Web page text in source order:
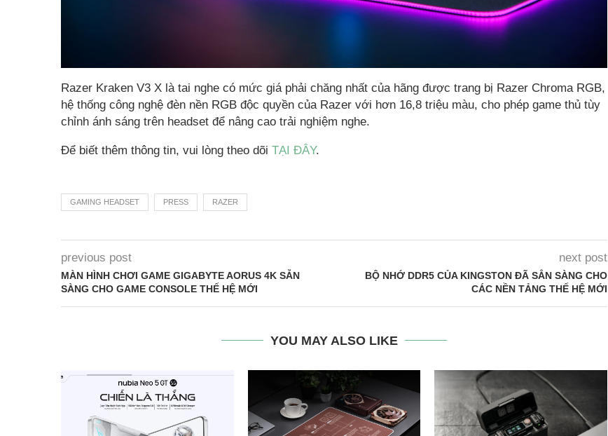
Razer Kraken V3 X là tai nghe có mức giá phải chăng nhất của hãng được trang bị Razer Chroma RGB,
hệ thống công nghệ đèn nền RGB độc quyền của Razer với hơn 16,8 triệu màu, cho phép game thủ tùy
chỉnh ánh sáng trên headset để nâng cao trải nghiệm nghe.
Để biết thêm thông tin, vui lòng theo dõi TẠI ĐÂY.
GAMING HEADSET PRESS RAZER
previous post
MÀN HÌNH CHƠI GAME GIGABYTE AORUS 4K SẴN
SÀNG CHO GAME CONSOLE THẾ HỆ MỚI
next post
BỘ NHỚ DDR5 CỦA KINGSTON ĐÃ SẲN SÀNG CHO
CÁC NỀN TẢNG THẾ HỆ MỚI
YOU MAY ALSO LIKE